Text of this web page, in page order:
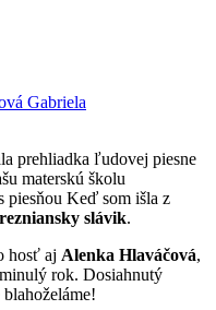
Gabriela
prehliadka ľudovej piesne
materskú školu
piesňou Keď som išla z
slávik.
hosť aj Alenka Hlaváčová,
rok. Dosiahnutý